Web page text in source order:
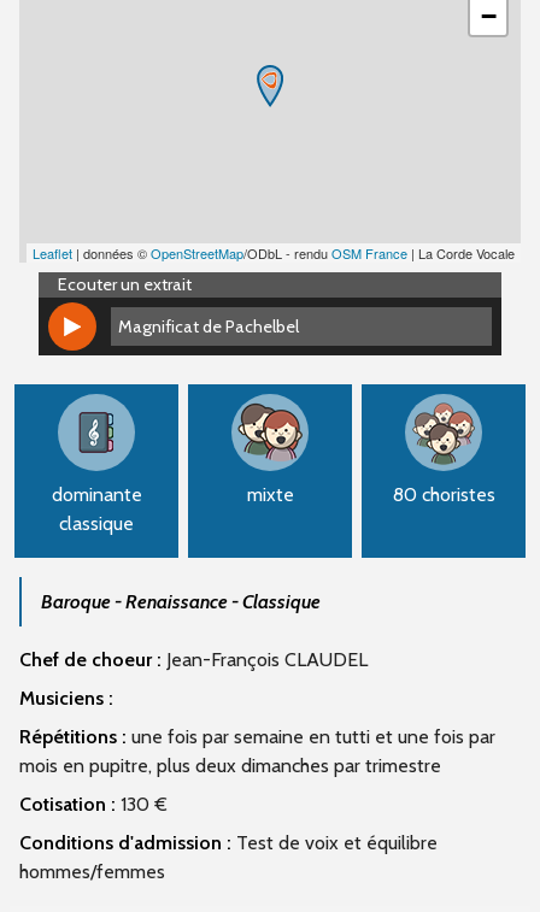
−
Leaflet | données ©OpenStreetMap/ODbL - renduOSM France | La Corde Vocale
Ecouter un extrait
Magnificat de Pachelbel
Magnificat de Pachelbel
dominante
classique
mixte 80 choristes
Baroque - Renaissance - Classique
Chef de choeur : Jean-François CLAUDEL
Musiciens :
Répétitions : une fois par semaine en tutti et une fois par
mois en pupitre, plus deux dimanches par trimestre
Cotisation : 130 €
Conditions d'admission : Test de voix et équilibre
hommes/femmes